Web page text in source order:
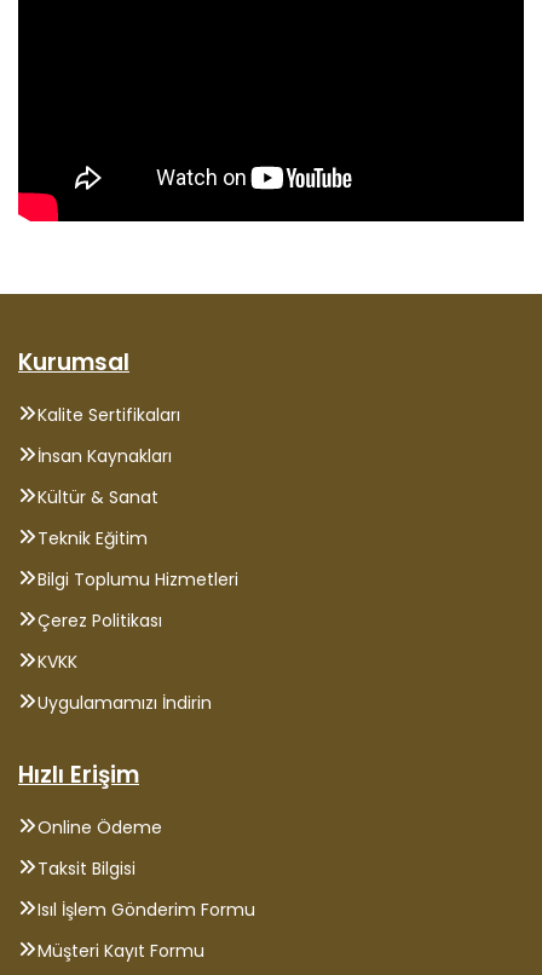
Kurumsal
Kalite Sertifikaları
İnsan Kaynakları
Kültür & Sanat
Teknik Eğitim
Bilgi Toplumu Hizmetleri
Çerez Politikası
KVKK
Uygulamamızı İndirin
Hızlı Erişim
Online Ödeme
Taksit Bilgisi
Isıl İşlem Gönderim Formu
Müşteri Kayıt Formu